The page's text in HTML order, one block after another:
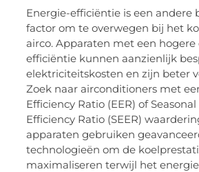
Energie-efficiëntie is een andere
factor om te overwegen bij het
airco. Apparaten met een hogere
efficiëntie kunnen aanzienlijk
elektriciteitskosten en zijn beter
Zoek naar airconditioners met
Efficiency Ratio (EER) of
Efficiency Ratio (SEER)
apparaten gebruiken
technologieën om de
maximaliseren terwijl het